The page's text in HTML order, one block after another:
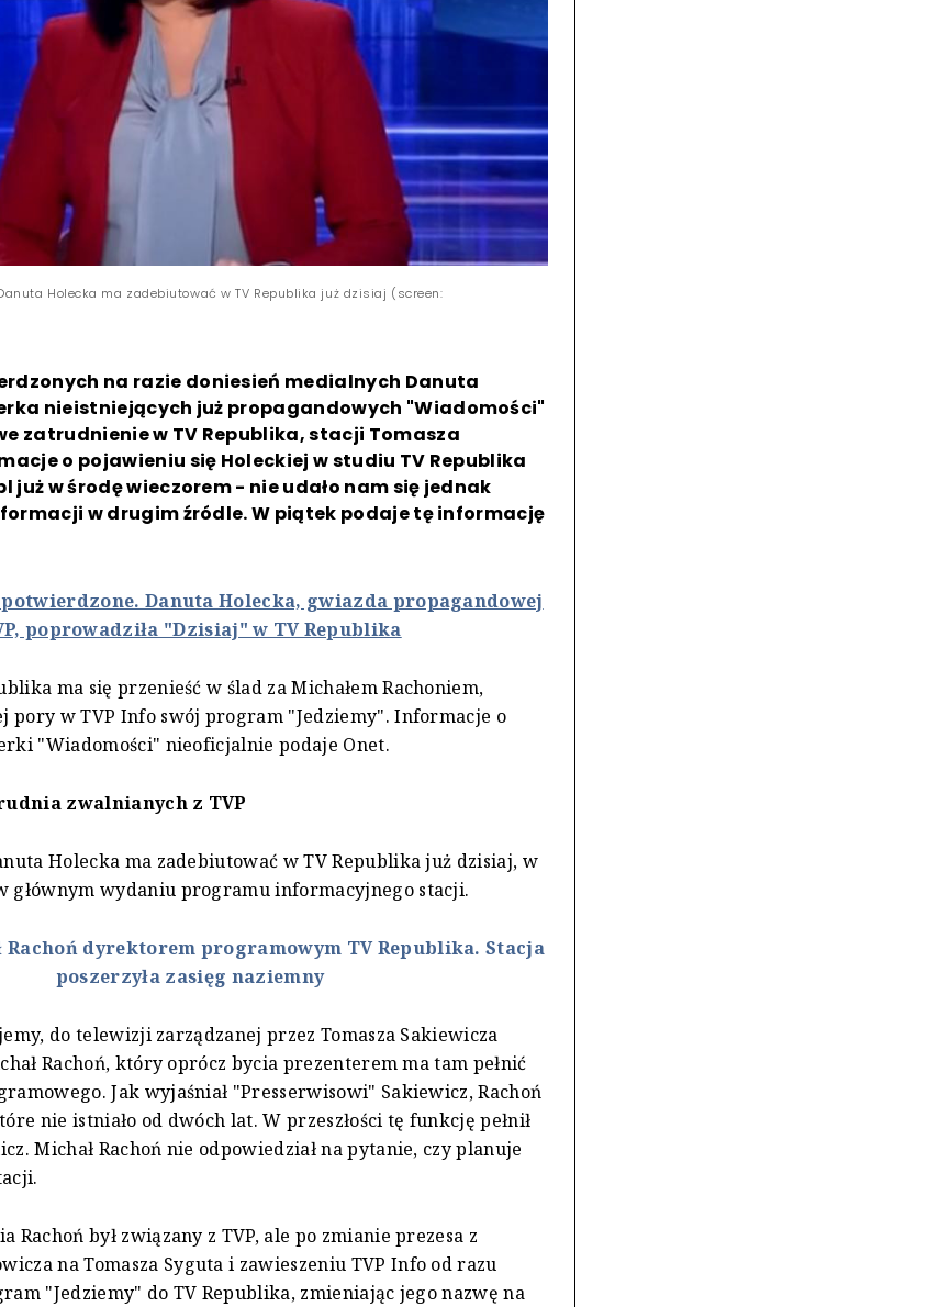
Holecka ma zadebiutować w TV Republika już dzisiaj (screen:
na razie doniesień medialnych Danuta
nieistniejących już propagandowych "Wiadomości"
zatrudnienie w TV Republika, stacji Tomasza
o pojawieniu się Holeckiej w studiu TV Republika
już w środę wieczorem - nie udało nam się jednak
w drugim źródle. W piątek podaje tę informację
Danuta Holecka, gwiazda propagandowej
poprowadziła "Dzisiaj" w TV Republika
ma się przenieść w ślad za Michałem Rachoniem,
pory w TVP Info swój program "Jedziemy". Informacje o
"Wiadomości" nieoficjalnie podaje Onet.
zwalnianych z TVP
Holecka ma zadebiutować w TV Republika już dzisiaj, w
głównym wydaniu programu informacyjnego stacji.
Rachoń dyrektorem programowym TV Republika. Stacja
poszerzyła zasięg naziemny
do telewizji zarządzanej przez Tomasza Sakiewicza
Rachoń, który oprócz bycia prezenterem ma tam pełnić
Jak wyjaśniał "Presserwisowi" Sakiewicz, Rachoń
nie istniało od dwóch lat. W przeszłości tę funkcję pełnił
Michał Rachoń nie odpowiedział na pytanie, czy planuje
Rachoń był związany z TVP, ale po zmianie prezesa z
na Tomasza Syguta i zawieszeniu TVP Info od razu
"Jedziemy" do TV Republika, zmieniając jego nazwę na